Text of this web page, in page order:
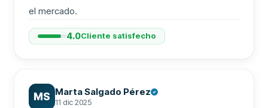
el mercado.
4.0Cliente satisfecho
MS Marta Salgado Pérez
11 dic 2025